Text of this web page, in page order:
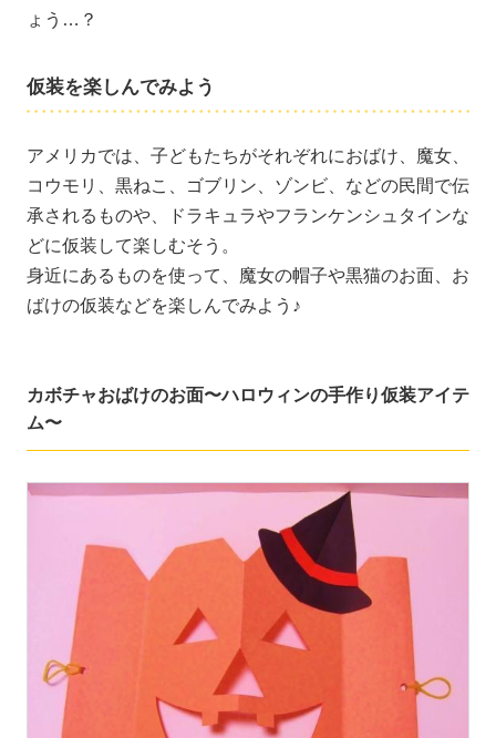
ょう…？
仮装を楽しんでみよう
アメリカでは、子どもたちがそれぞれにおばけ、魔女、
コウモリ、黒ねこ、ゴブリン、ゾンビ、などの民間で伝
承されるものや、ドラキュラやフランケンシュタインな
どに仮装して楽しむそう。
身近にあるものを使って、魔女の帽子や黒猫のお面、お
ばけの仮装などを楽しんでみよう♪
カボチャおばけのお面〜ハロウィンの手作り仮装アイテ
ム〜